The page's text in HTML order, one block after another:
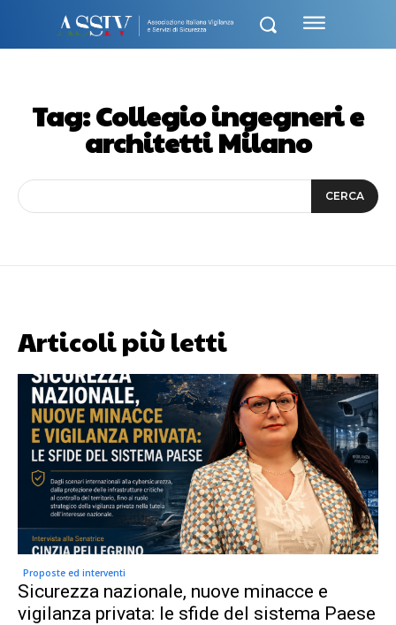
Tag:Collegio ingegneri e
architetti Milano
CERCA
Articoli più letti
Proposte ed interventi
Sicurezza nazionale, nuove minacce e
vigilanza privata: le sfide del sistema Paese